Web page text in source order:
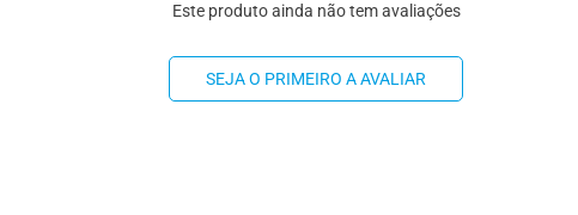
Este produto ainda não tem avaliações
SEJA O PRIMEIRO A AVALIAR